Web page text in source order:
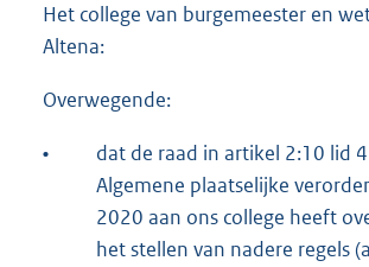
Het college van burgemeester en
Altena:
Overwegende:
•
dat de raad in artikel 2:10 lid
Algemene plaatselijke
2020 aan ons college heeft
het stellen van nadere regels